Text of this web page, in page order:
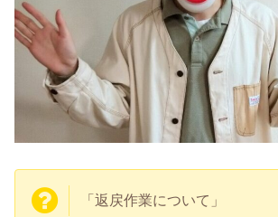
「返戻作業について」